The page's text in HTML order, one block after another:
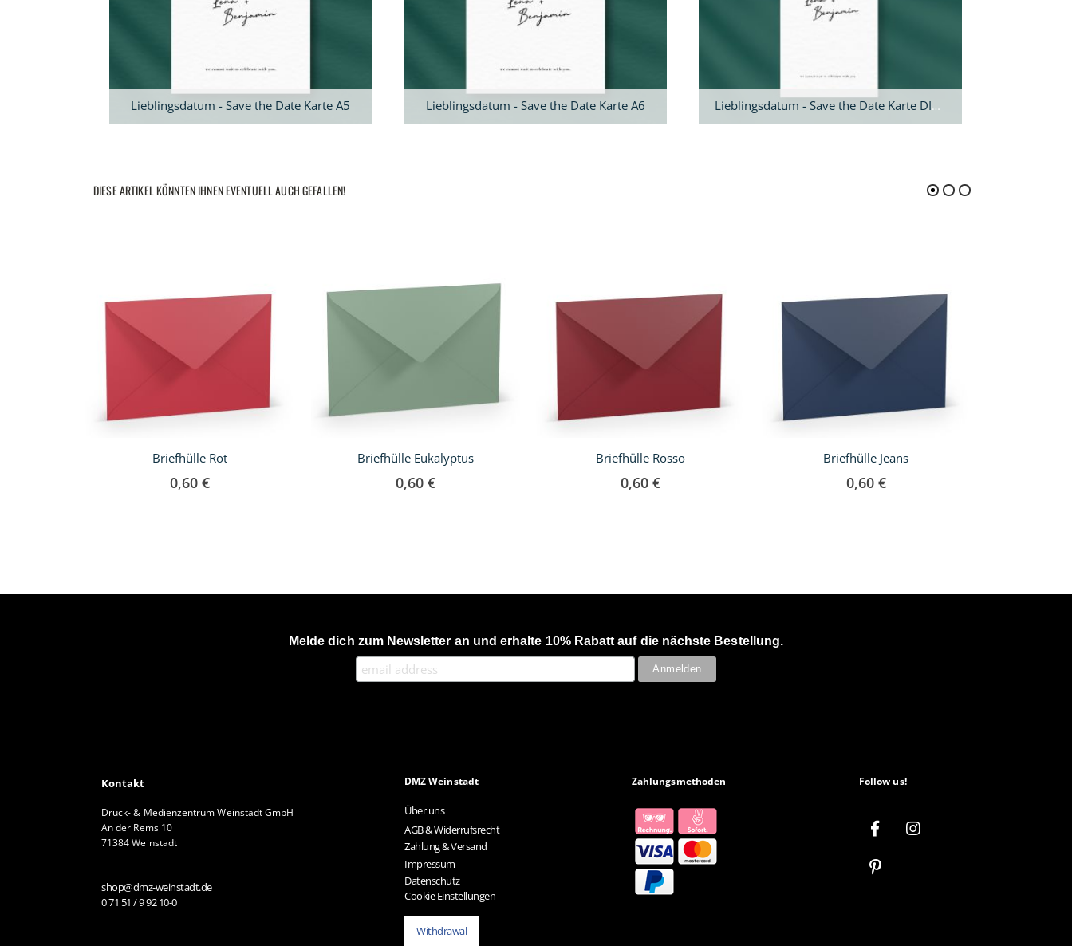
Lieblingsdatum - Save the Date Karte A5 Lieblingsdatum - Save the Date Karte A6 Lieblingsdatum - Save the Date Karte DIN lang
DIESE ARTIKEL KÖNNTEN IHNEN EVENTUELL AUCH GEFALLEN!
Briefhülle Rot
0,60 €
Briefhülle Eukalyptus
0,60 €
Briefhülle Rosso
0,60 €
Briefhülle Jeans
0,60 €
Melde dich zum Newsletter an und erhalte 10% Rabatt auf die nächste Bestellung.
Kontakt
Druck- & Medienzentrum Weinstadt GmbH
An der Rems 10
71384 Weinstadt
shop@dmz-weinstadt.de
0 71 51 / 9 92 10-0
DMZ Weinstadt
Über uns
AGB & Widerrufsrecht
Zahlung & Versand
Impressum
Datenschutz
Cookie Einstellungen
Withdrawal
Zahlungsmethoden Follow us!